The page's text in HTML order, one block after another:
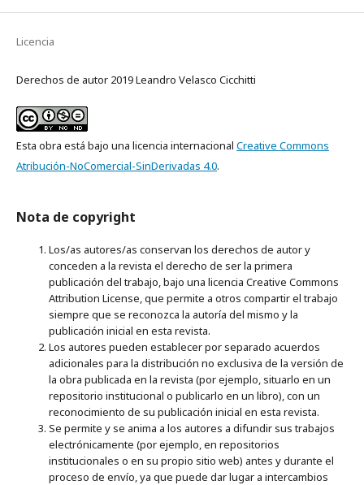
Licencia
Derechos de autor 2019 Leandro Velasco Cicchitti
Esta obra está bajo una licencia internacional Creative Commons
Atribución-NoComercial-SinDerivadas 4.0.
Nota de copyright
Los/as autores/as conservan los derechos de autor y
conceden a la revista el derecho de ser la primera
publicación del trabajo, bajo una licencia Creative Commons
Attribution License, que permite a otros compartir el trabajo
siempre que se reconozca la autoría del mismo y la
publicación inicial en esta revista.
Los autores pueden establecer por separado acuerdos
adicionales para la distribución no exclusiva de la versión de
la obra publicada en la revista (por ejemplo, situarlo en un
repositorio institucional o publicarlo en un libro), con un
reconocimiento de su publicación inicial en esta revista.
Se permite y se anima a los autores a difundir sus trabajos
electrónicamente (por ejemplo, en repositorios
institucionales o en su propio sitio web) antes y durante el
proceso de envío, ya que puede dar lugar a intercambios